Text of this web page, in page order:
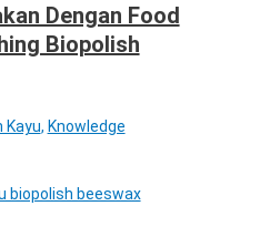
Dengan Food
Biopolish
Kayu, Knowledge